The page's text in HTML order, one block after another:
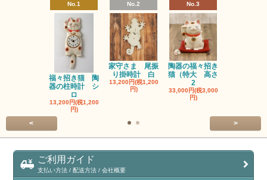
No.1
福々招き猫 陶
器の柱時計 シ
ロ
13,200円(税1,200
円)
No.2
家守さま 尾振
り掛時計 白
13,200円(税1,200
円)
No.3
陶器の福々招き
猫（特大 高さ
2
33,000円(税3,000
円)
< >
ご利用ガイド
支払い方法 / 配送方法 / 会社概要